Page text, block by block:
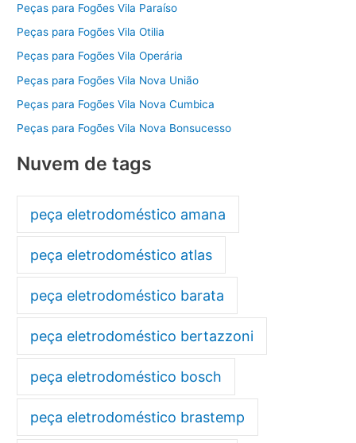
Peças para Fogões Vila Paraíso
Peças para Fogões Vila Otilia
Peças para Fogões Vila Operária
Peças para Fogões Vila Nova União
Peças para Fogões Vila Nova Cumbica
Peças para Fogões Vila Nova Bonsucesso
Nuvem de tags
peça eletrodoméstico amana
peça eletrodoméstico atlas
peça eletrodoméstico barata
peça eletrodoméstico bertazzoni
peça eletrodoméstico bosch
peça eletrodoméstico brastemp